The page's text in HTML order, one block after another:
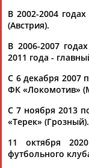
(Проект:
13.01.2026
Казанский
вернулся в РПЛ
Юрий Уткульбаев.
Рахимов. ...
21.05.2023
Рашид Рахимов
футбольного клуба
Рашид Рахимов
В 2002-2004
(Австрия).
В 2006-2007
2011 года -
С 6 декабря 2007
ФК «Локомотив»
С 7 ноября 2013
«Терек» (Грозный).
11 октября
футбольного